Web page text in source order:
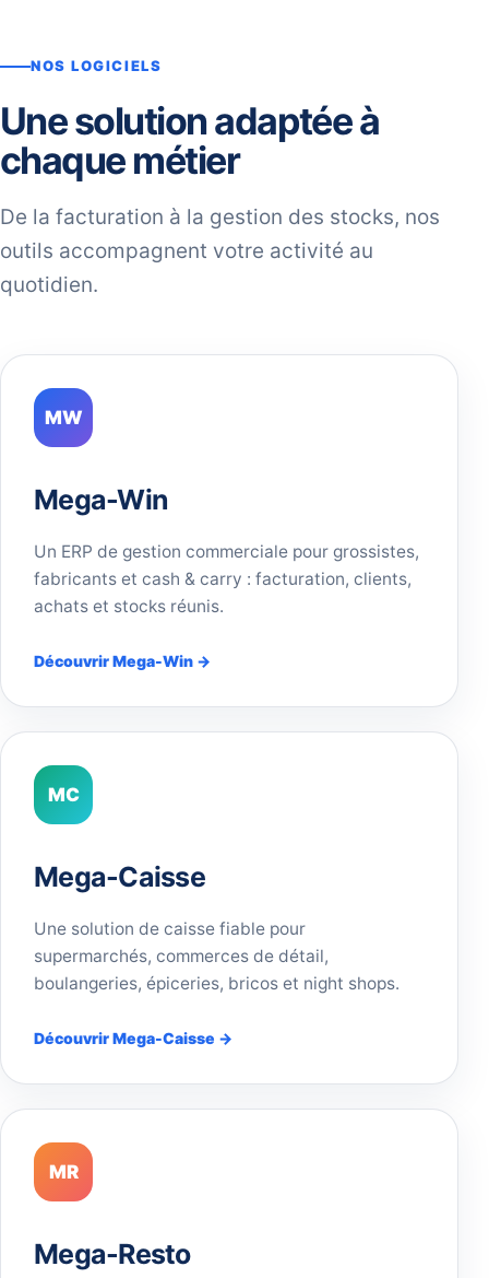
NOS LOGICIELS
Une solution adaptée à
chaque métier
De la facturation à la gestion des stocks, nos
outils accompagnent votre activité au
quotidien.
MW
Mega-Win
Un ERP de gestion commerciale pour grossistes,
fabricants et cash & carry : facturation, clients,
achats et stocks réunis.
Découvrir Mega-Win →
MC
Mega-Caisse
Une solution de caisse fiable pour
supermarchés, commerces de détail,
boulangeries, épiceries, bricos et night shops.
Découvrir Mega-Caisse →
MR
Mega-Resto